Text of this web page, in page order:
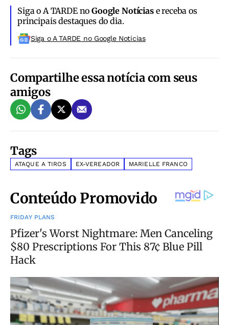
Siga o A TARDE noGoogle Notíciase receba os
principais destaques do dia.
Siga o A TARDE no Google Noticias
Compartilhe essa notícia com seus
amigos
Tags
ATAQUE A TIROS EX-VEREADOR MARIELLE FRANCO